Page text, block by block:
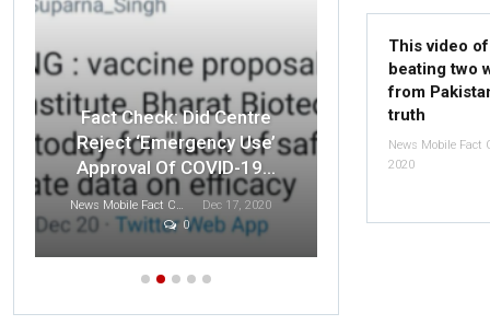
This video
beating two
from
truth
2020
Fact Check: Did Centre
Reject ‘Emergency Use’
Approval Of COVID-19…
News Mobile Fact Check Bureau
Dec 17, 2020
0
Fact Check:
Indian
Disrespected
Sonali Khatta